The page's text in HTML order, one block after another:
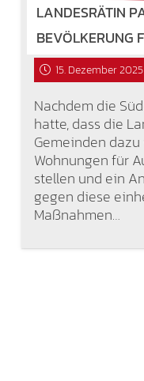
LANDESRÄTIN
BEVÖLKERUNG
15. Dezember 2025
Nachdem die
hatte, dass die
Gemeinden
Wohnungen für
stellen und ein
gegen diese
Maßnahmen…